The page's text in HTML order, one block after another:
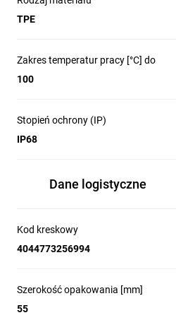
TPE
Zakres temperatur pracy [°C] do
100
Stopień ochrony (IP)
IP68
Dane logistyczne
Kod kreskowy
4044773256994
Szerokość opakowania [mm]
55